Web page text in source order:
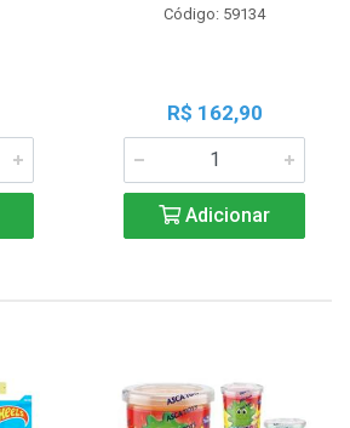
Código: 59134
R$ 162,90
Adicionar